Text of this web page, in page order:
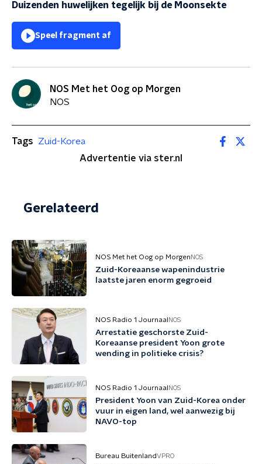
Duizenden huwelijken tegelijk bij de Moonsekte
Speel fragment af
NOS Met het Oog op Morgen
NOS
Tags
Zuid-Korea
Advertentie via ster.nl
Gerelateerd
NOS Met het Oog op Morgen NOS
Zuid-Koreaanse wapenindustrie
laatste jaren enorm gegroeid
NOS Radio 1 Journaal NOS
Arrestatie geschorste Zuid-
Koreaanse president Yoon grote
wending in politieke crisis?
NOS Radio 1 Journaal NOS
President Yoon van Zuid-Korea onder
vuur in eigen land, wel aanwezig bij
NAVO-top
Bureau BuitenlandVPRO